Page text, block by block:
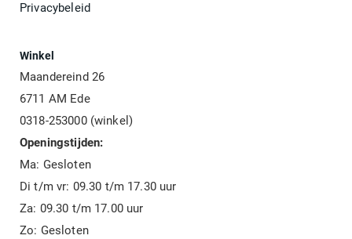
Privacybeleid
Winkel
Maandereind 26
6711 AM Ede
0318-253000 (winkel)
Openingstijden:
Ma: Gesloten
Di t/m vr: 09.30 t/m 17.30 uur
Za: 09.30 t/m 17.00 uur
Zo: Gesloten